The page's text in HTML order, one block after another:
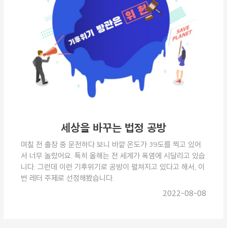
세상을 바꾸는 법정 공방
며칠 전 출장 중 운전하다 보니 바깥 온도가 39도를 찍고 있어
서 너무 놀랐어요. 특히 올해는 전 세계가 폭염에 시달리고 있습
니다. 그런데 이런 기후위기로 공방이 펼쳐지고 있다고 해서, 이
번 레터 주제로 선정해봤습니다.
2022-08-08